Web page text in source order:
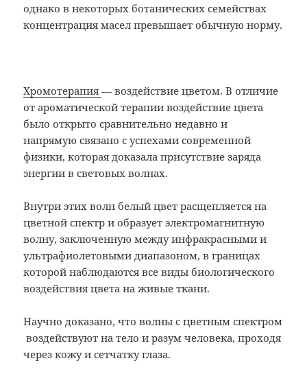
однако в некоторых ботанических семействах
концентрация масел превышает обычную норму.
Хромотерапия— воздействие цветом. В отличие
от ароматической терапии воздействие цвета
было открыто сравнительно недавно и
напрямую связано с успехами современной
физики, которая доказала присутствие заряда
энергии в световых волнах.
Внутри этих волн белый цвет расщепляется на
цветной спектр и образует электромагнитную
волну, заключенную между инфракрасными и
ультрафиолетовыми диапазоном, в границах
которой наблюдаются все виды биологического
воздействия цвета на живые ткани.
Научно доказано, что волны с цветным спектром
воздействуют на тело и разум человека, проходя
через кожу и сетчатку глаза.